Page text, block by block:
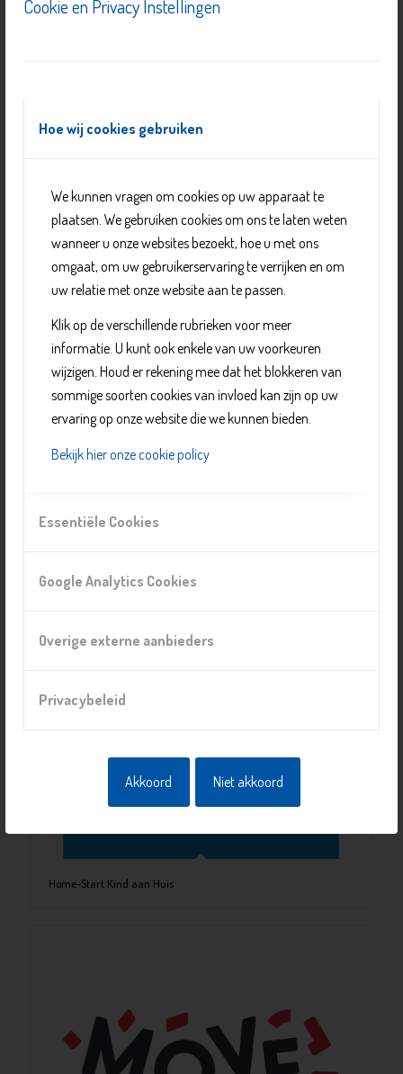
Cookie en Privacy Instellingen
Hoe wij cookies gebruiken
We kunnen vragen om cookies op uw apparaat te
plaatsen. We gebruiken cookies om ons te laten weten
wanneer u onze websites bezoekt, hoe u met ons
omgaat, om uw gebruikerservaring te verrijken en om
uw relatie met onze website aan te passen.
Klik op de verschillende rubrieken voor meer
informatie. U kunt ook enkele van uw voorkeuren
wijzigen. Houd er rekening mee dat het blokkeren van
sommige soorten cookies van invloed kan zijn op uw
ervaring op onze website die we kunnen bieden.
Bekijk hier onze cookie policy
Essentiële Cookies
Google Analytics Cookies
Overige externe aanbieders
Privacybeleid
Akkoord Niet akkoord
De Berenclub
Home-Start Kind aan Huis